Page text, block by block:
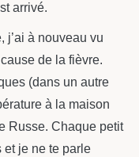
arrivé.
j’ai à nouveau vu
de la fièvre.
(dans un autre
à la maison
Russe. Chaque petit
et je ne te parle